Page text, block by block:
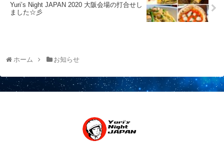
Yuri’s Night JAPAN 2020 大阪会場の打合せし
ました☆彡
ホーム お知らせ